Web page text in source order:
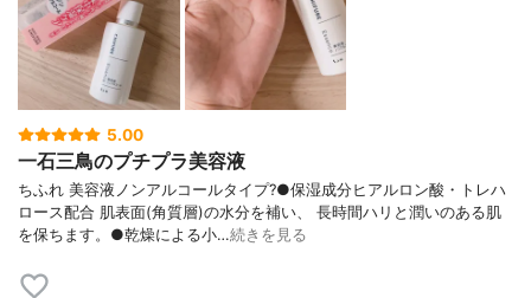
5.00
一石三鳥のプチプラ美容液
ちふれ 美容液ノンアルコールタイプ?●保湿成分ヒアルロン酸・トレハ
ロース配合 肌表面(角質層)の水分を補い、 長時間ハリと潤いのある肌
を保ちます。●乾燥による小…続きを見る